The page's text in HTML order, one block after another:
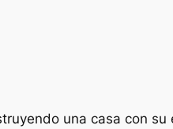
una casa con su